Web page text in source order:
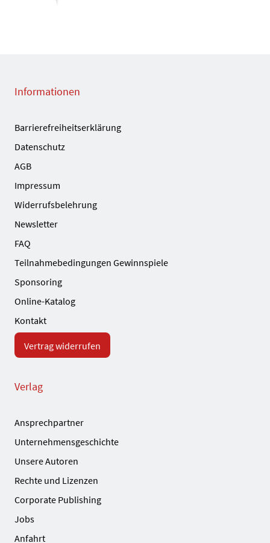
Informationen
Barrierefreiheitserklärung
Datenschutz
AGB
Impressum
Widerrufsbelehrung
Newsletter
FAQ
Teilnahmebedingungen Gewinnspiele
Sponsoring
Online-Katalog
Kontakt
Vertrag widerrufen
Verlag
Ansprechpartner
Unternehmensgeschichte
Unsere Autoren
Rechte und Lizenzen
Corporate Publishing
Jobs
Anfahrt